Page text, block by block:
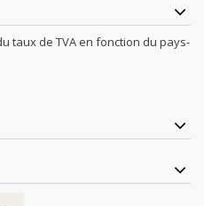
taux de TVA en fonction du pays-